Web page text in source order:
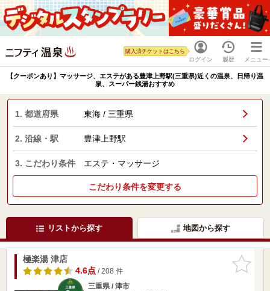
ログイン
購入済チケットはこちら
履歴 メニュー
【クーポンあり】マッサージ、エステがある豊津上野駅(三重県)近くの温泉、日帰り温
泉、スーパー銭湯おすすめ
1. 都道府県 東海 / 三重県
2. 沿線・駅 豊津上野駅
3. こだわり条件 エステ・マッサージ
こだわり条件を変更する
リストから探す 地図から探す
お気に入
りに追加
極楽湯 津店
4.6点/ 208 件
三重県 / 津市